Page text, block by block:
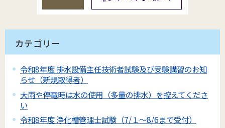
カテゴリー
令和8年度 排水設備主任技術者試験及び受験講習のお知
らせ（新規取得者）
大雨や停電時は水の使用（多量の排水）を控えてくださ
い
令和8年度 浄化槽管理士試験（7/１～8/6まで受付）